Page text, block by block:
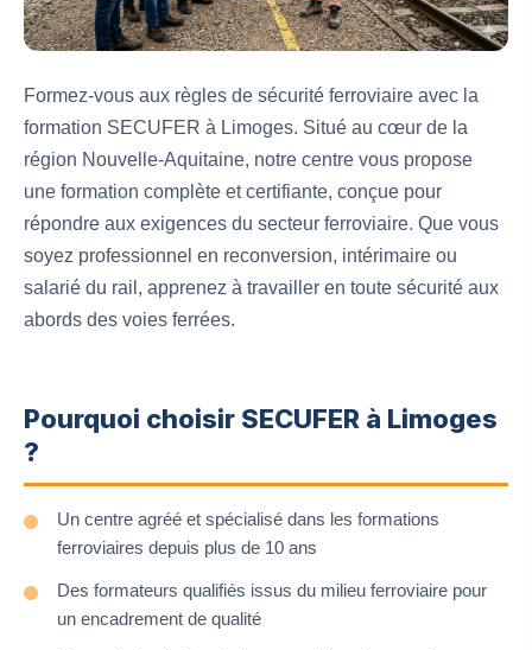
Formez-vous aux règles de sécurité ferroviaire avec la
formation SECUFER à Limoges. Situé au cœur de la
région Nouvelle-Aquitaine, notre centre vous propose
une formation complète et certifiante, conçue pour
répondre aux exigences du secteur ferroviaire. Que vous
soyez professionnel en reconversion, intérimaire ou
salarié du rail, apprenez à travailler en toute sécurité aux
abords des voies ferrées.
Pourquoi choisir SECUFER à Limoges
?
Un centre agréé et spécialisé dans les formations
ferroviaires depuis plus de 10 ans
Des formateurs qualifiés issus du milieu ferroviaire pour
un encadrement de qualité